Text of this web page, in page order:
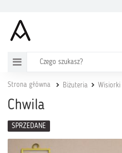
Strona główna Biżuteria Wisiorki
Chwila
SPRZEDANE